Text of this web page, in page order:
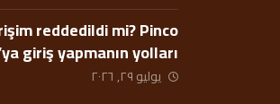
reddedildi mi? Pinco
giriş yapmanın yolları
يوليو ٢٩, ٢٠٢٦